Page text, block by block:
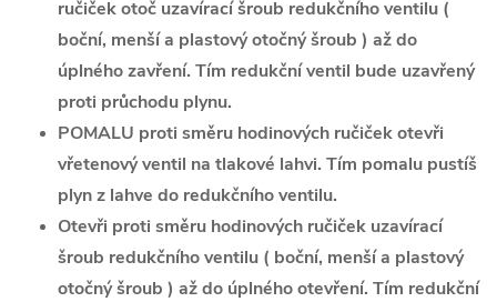
ručiček otoč uzavírací šroub redukčního ventilu (
boční, menší a plastový otočný šroub ) až do
úplného zavření. Tím redukční ventil bude uzavřený
proti průchodu plynu.
POMALU proti směru hodinových ručiček otevři
vřetenový ventil na tlakové lahvi. Tím pomalu pustíš
plyn z lahve do redukčního ventilu.
Otevři proti směru hodinových ručiček uzavírací
šroub redukčního ventilu ( boční, menší a plastový
otočný šroub ) až do úplného otevření. Tím redukční